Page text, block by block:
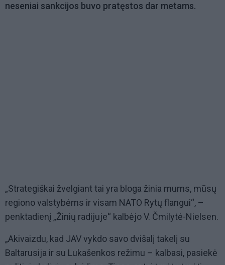
neseniai sankcijos buvo pratęstos dar metams.
„Strategiškai žvelgiant tai yra bloga žinia mums, mūsų
regiono valstybėms ir visam NATO Rytų flangui“, –
penktadienį „Žinių radijuje“ kalbėjo V. Čmilytė-Nielsen.
„Akivaizdu, kad JAV vykdo savo dvišalį takelį su
Baltarusija ir su Lukašenkos režimu – kalbasi, pasiekė